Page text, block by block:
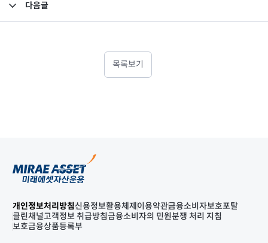
다음글
목록보기
개인정보처리방침신용정보활용체제 이용약관금융소비자보호포탈
클린채널고객정보 취급방침금융소비자의 민원분쟁 처리 지침
보호금융상품등록부